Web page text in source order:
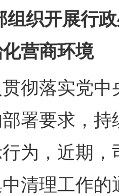
开展行政
营商环境
落实党中
署要求，
为，近期
清理工作